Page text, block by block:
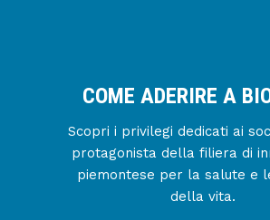
COME ADERIRE A
Scopri i privilegi dedicati ai
protagonista della filiera di
piemontese per la salute e
della vita.